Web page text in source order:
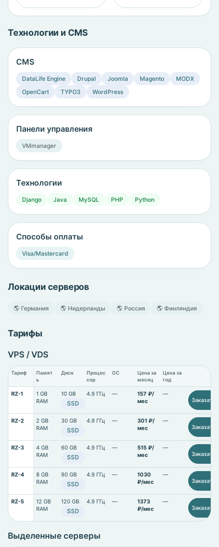
Технологии и CMS
CMS
DataLife Engine Drupal Joomla Magento
MODX
OpenCart
TYPO3 WordPress
Панели управления
VMmanager
Технологии
Django Java MySQL PHP Python
Способы оплаты
Visa/Mastercard
Локации серверов
🌎 Германия 🌎 Нидерланды 🌎 Россия 🌎 Финляндия
Тарифы
VPS / VDS
Тариф
Памят
ь
Диск
Процес
сор
ОС
Цена за
месяц
Цена за
год
RZ-1
1 GB
RAM
10 GB
SSD
4.9 ГГц —
157 ₽/
мес
—
Заказать
RZ-2
2 GB
RAM
30 GB
SSD
4.9 ГГц —
301 ₽/
мес
—
Заказать
RZ-3
4 GB
RAM
60 GB
SSD
4.9 ГГц —
515 ₽/
мес
—
Заказать
RZ-4
8 GB
RAM
90 GB
SSD
4.9 ГГц —
1030
₽/мес
—
Заказать
RZ-5
12 GB
RAM
120 GB
SSD
4.9 ГГц —
1373
₽/мес
—
Заказать
Выделенные серверы